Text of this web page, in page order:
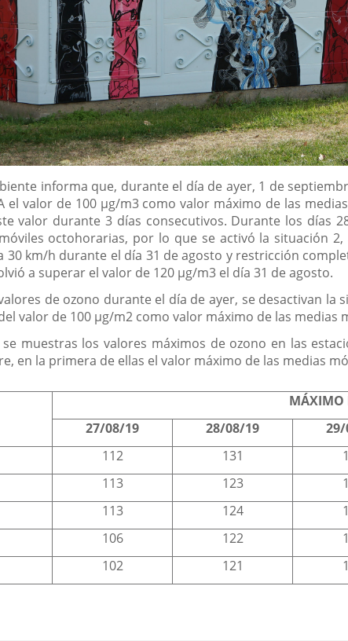
informa que, durante el día de ayer, 1 de
el valor de 100 µg/m3 como valor máximo de las
valor durante 3 días consecutivos. Durante los días
octohorarias, por lo que se activó la situación
30 km/h durante el día 31 de agosto y restricción
a superar el valor de 120 µg/m3 el día 31 de agosto.
de ozono durante el día de ayer, se desactivan
valor de 100 µg/m2 como valor máximo de las medias
muestras los valores máximos de ozono en las
en la primera de ellas el valor máximo de las medias
MÁXIMO
27/08/19
28/08/19
112 131
113 123
113 124
106 122
102 121